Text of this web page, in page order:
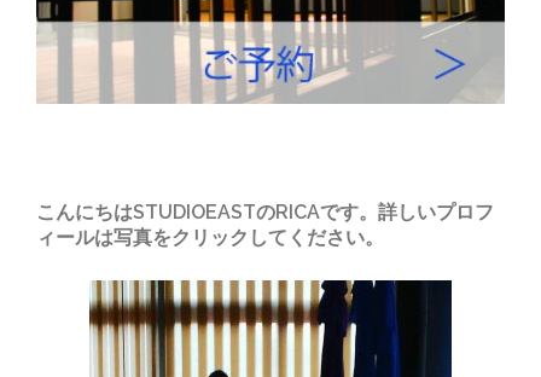
こんにちはSTUDIOEASTのRICAです。詳しいプロフ
ィールは写真をクリックしてください。